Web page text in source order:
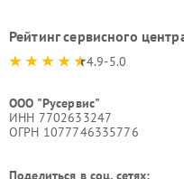
Рейтинг сервисного
4.9-5.0
ООО "Русервис"
ИНН 7702633247
ОГРН 1077746335776
Поделиться в соц. сетях: